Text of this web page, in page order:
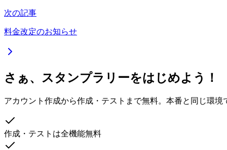
次の記事
料金改定のお知らせ
さぁ、スタンプラリーをはじめよう！
アカウント作成から作成・テストまで無料。本番と同じ環
作成・テストは全機能無料